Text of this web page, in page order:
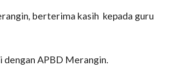
berterima kasih kepada guru
dengan APBD Merangin.